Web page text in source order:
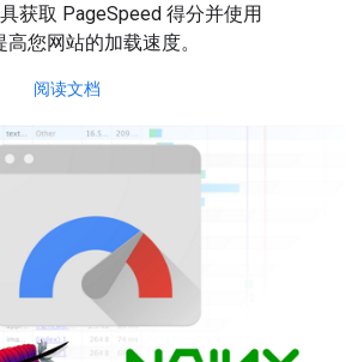
获取 PageSpeed 得分并使用
您网站的加载速度。
阅读文档